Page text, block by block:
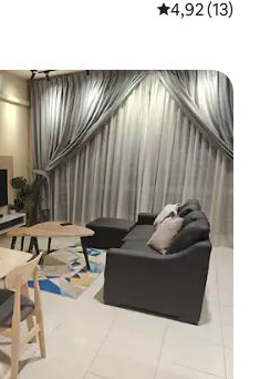
Gemiddelde
4,92 (13)